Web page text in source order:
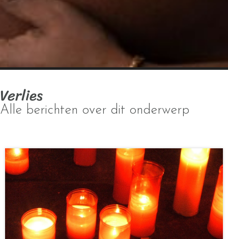
Verlies
Alle berichten over dit onderwerp